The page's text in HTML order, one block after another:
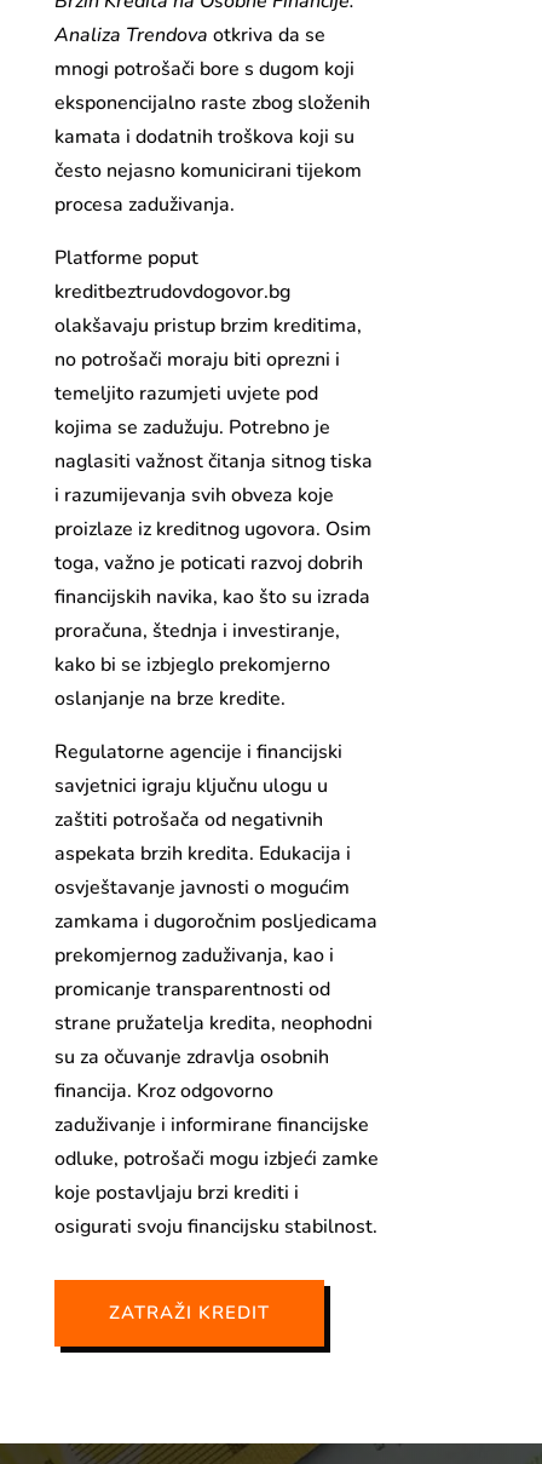
Analiza Trendova otkriva da se
mnogi potrošači bore s dugom koji
eksponencijalno raste zbog složenih
kamata i dodatnih troškova koji su
često nejasno komunicirani tijekom
procesa zaduživanja.
Platforme poput
kreditbeztrudovdogovor.bg
olakšavaju pristup brzim kreditima,
no potrošači moraju biti oprezni i
temeljito razumjeti uvjete pod
kojima se zadužuju. Potrebno je
naglasiti važnost čitanja sitnog tiska
i razumijevanja svih obveza koje
proizlaze iz kreditnog ugovora. Osim
toga, važno je poticati razvoj dobrih
financijskih navika, kao što su izrada
proračuna, štednja i investiranje,
kako bi se izbjeglo prekomjerno
oslanjanje na brze kredite.
Regulatorne agencije i financijski
savjetnici igraju ključnu ulogu u
zaštiti potrošača od negativnih
aspekata brzih kredita. Edukacija i
osvještavanje javnosti o mogućim
zamkama i dugoročnim posljedicama
prekomjernog zaduživanja, kao i
promicanje transparentnosti od
strane pružatelja kredita, neophodni
su za očuvanje zdravlja osobnih
financija. Kroz odgovorno
zaduživanje i informirane financijske
odluke, potrošači mogu izbjeći zamke
koje postavljaju brzi krediti i
osigurati svoju financijsku stabilnost.
ZATRAŽI KREDIT